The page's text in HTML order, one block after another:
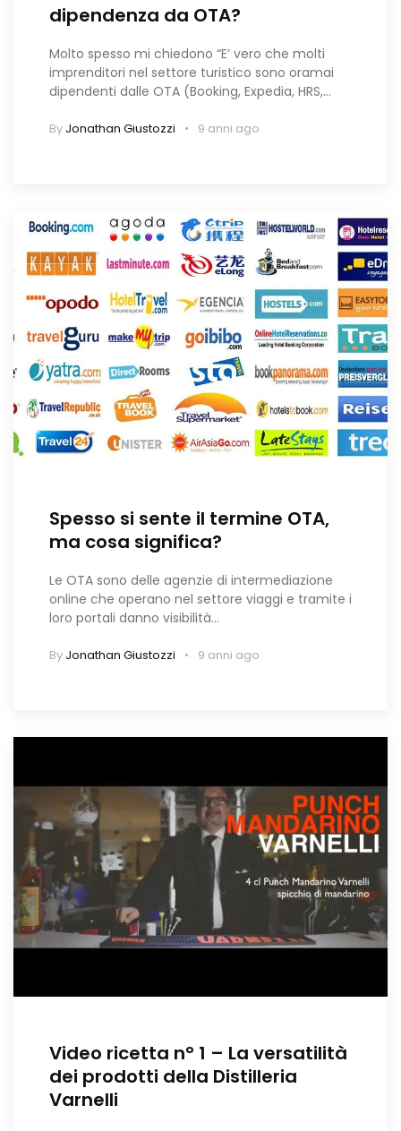
dipendenza da OTA?
Molto spesso mi chiedono “E’ vero che molti
imprenditori nel settore turistico sono oramai
dipendenti dalle OTA (Booking, Expedia, HRS,…
By Jonathan Giustozzi 9 anni ago
Spesso si sente il termine OTA,
ma cosa significa?
Le OTA sono delle agenzie di intermediazione
online che operano nel settore viaggi e tramite i
loro portali danno visibilità…
By Jonathan Giustozzi 9 anni ago
Video ricetta n° 1 – La versatilità
dei prodotti della Distilleria
Varnelli